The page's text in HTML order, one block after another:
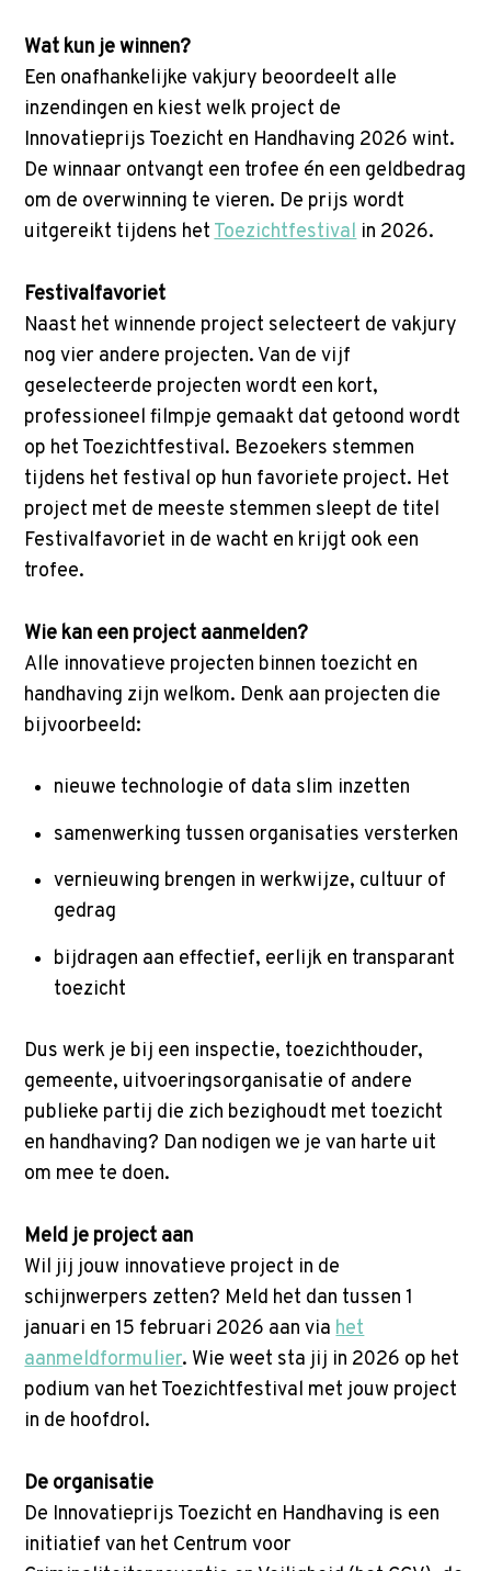
u
m
p
t
o
m
a
n
c
o
n
t
e
n
t
Wat kun je winnen?
Een onafhankelijke vakjury beoordeelt alle
inzendingen en kiest welk project de
Innovatieprijs Toezicht en Handhaving 2026 wint.
De winnaar ontvangt een trofee én een geldbedrag
om de overwinning te vieren. De prijs wordt
uitgereikt tijdens hetToezichtfestivalin 2026.
Festivalfavoriet
Naast het winnende project selecteert de vakjury
nog vier andere projecten. Van de vijf
geselecteerde projecten wordt een kort,
professioneel filmpje gemaakt dat getoond wordt
op het Toezichtfestival. Bezoekers stemmen
tijdens het festival op hun favoriete project. Het
project met de meeste stemmen sleept de titel
Festivalfavoriet in de wacht en krijgt ook een
trofee.
Wie kan een project aanmelden?
Alle innovatieve projecten binnen toezicht en
handhaving zijn welkom. Denk aan projecten die
bijvoorbeeld:
nieuwe technologie of data slim inzetten
samenwerking tussen organisaties versterken
vernieuwing brengen in werkwijze, cultuur of
gedrag
bijdragen aan effectief, eerlijk en transparant
toezicht
Dus werk je bij een inspectie, toezichthouder,
gemeente, uitvoeringsorganisatie of andere
publieke partij die zich bezighoudt met toezicht
en handhaving? Dan nodigen we je van harte uit
om mee te doen.
Meld je project aan
Wil jij jouw innovatieve project in de
schijnwerpers zetten? Meld het dan tussen 1
januari en 15 februari 2026 aan viahet
aanmeldformulier. Wie weet sta jij in 2026 op het
podium van het Toezichtfestival met jouw project
in de hoofdrol.
De organisatie
De Innovatieprijs Toezicht en Handhaving is een
initiatief van het Centrum voor